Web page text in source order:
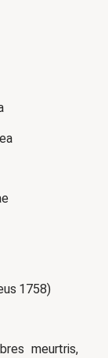
1758)
meurtris,